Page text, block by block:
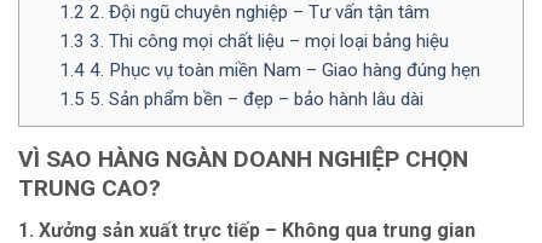
1.2 2. Đội ngũ chuyên nghiệp – Tư vấn tận tâm
1.3 3. Thi công mọi chất liệu – mọi loại bảng hiệu
1.44. Phục vụ toàn miền Nam – Giao hàng đúng hẹn
1.5 5. Sản phẩm bền – đẹp – bảo hành lâu dài
VÌ SAO HÀNG NGÀN DOANH NGHIỆP CHỌN
TRUNG CAO?
1. Xưởng sản xuất trực tiếp – Không qua trung gian